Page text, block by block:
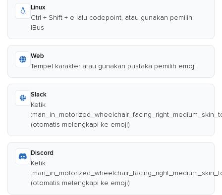
Linux
Ctrl + Shift + e lalu codepoint, atau gunakan pemilih
IBus
Web
Tempel karakter atau gunakan pustaka pemilih emoji
Slack
Ketik
(otomatis melengkapi ke emoji)
Discord
Ketik
(otomatis melengkapi ke emoji)